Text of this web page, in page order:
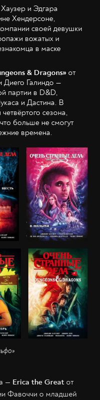
и Эдгара
Хендерсоне,
своей девушки
вожатых и
в маске
& Dragons» от
Галиндо —
партии в D&D,
и Дастина. В
сезона,
больше не смогут
времена.
— Erica the Great от
Фавоччи о младшей